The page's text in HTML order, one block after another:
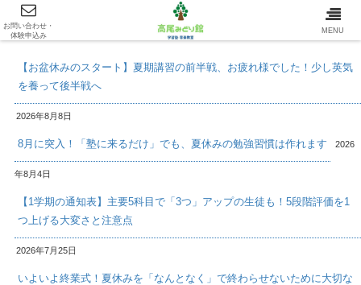
最新情報/INFOMATION
【お盆休みのスタート】夏期講習の前半戦、お疲れ様でした！少し英気
を養って後半戦へ
2026年8月8日
8月に突入！「塾に来るだけ」でも、夏休みの勉強習慣は作れます 2026
年8月4日
【1学期の通知表】主要5科目で「3つ」アップの生徒も！5段階評価を1
つ上げる大変さと注意点
2026年7月25日
いよいよ終業式！夏休みを「なんとなく」で終わらせないために大切な
お問い合わせ・
体験申込み
MENU